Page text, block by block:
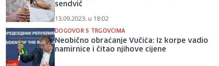
sendvič
13.09.2023. u 18:02
DOGOVOR S TRGOVCIMA
Neobično obraćanje Vučića: Iz korpe vadio
namirnice i čitao njihove cijene